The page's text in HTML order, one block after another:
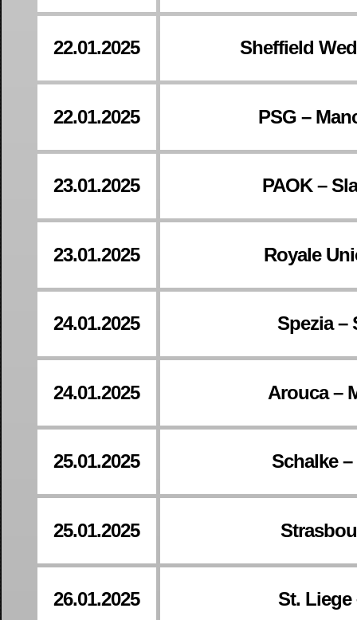
22.01.2025 Sheffield
22.01.2025 PSG –
23.01.2025 PAOK –
23.01.2025 Royale
24.01.2025 Spezia –
24.01.2025 Arouca –
25.01.2025 Schalke
25.01.2025
26.01.2025 St. Liege